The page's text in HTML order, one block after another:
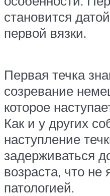
становится
первой вязки.
Первая течка
созревание
которое
Как и у других
наступление
задерживаться
возраста, что не
патологией.